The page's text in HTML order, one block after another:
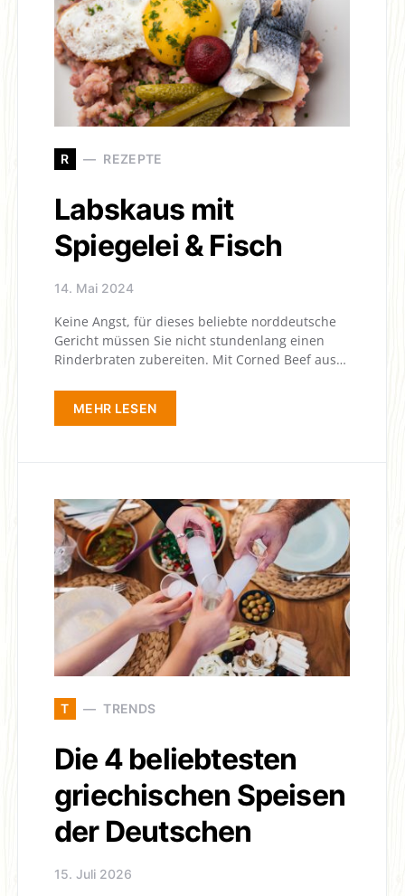
R REZEPTE
Labskaus mit
Spiegelei & Fisch
14. Mai 2024
Keine Angst, für dieses beliebte norddeutsche
Gericht müssen Sie nicht stundenlang einen
Rinderbraten zubereiten. Mit Corned Beef aus…
MEHR LESEN
T TRENDS
Die 4 beliebtesten
griechischen Speisen
der Deutschen
15. Juli 2026